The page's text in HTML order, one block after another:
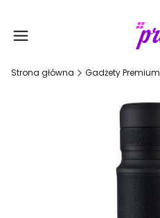
Strona główna Gadżety Premium